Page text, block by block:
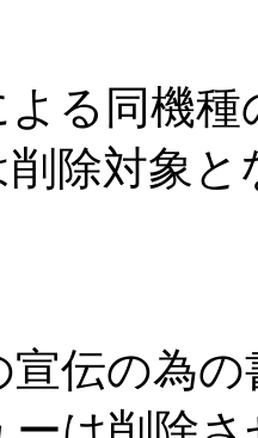
よる同機種
除対象と
伝の為の